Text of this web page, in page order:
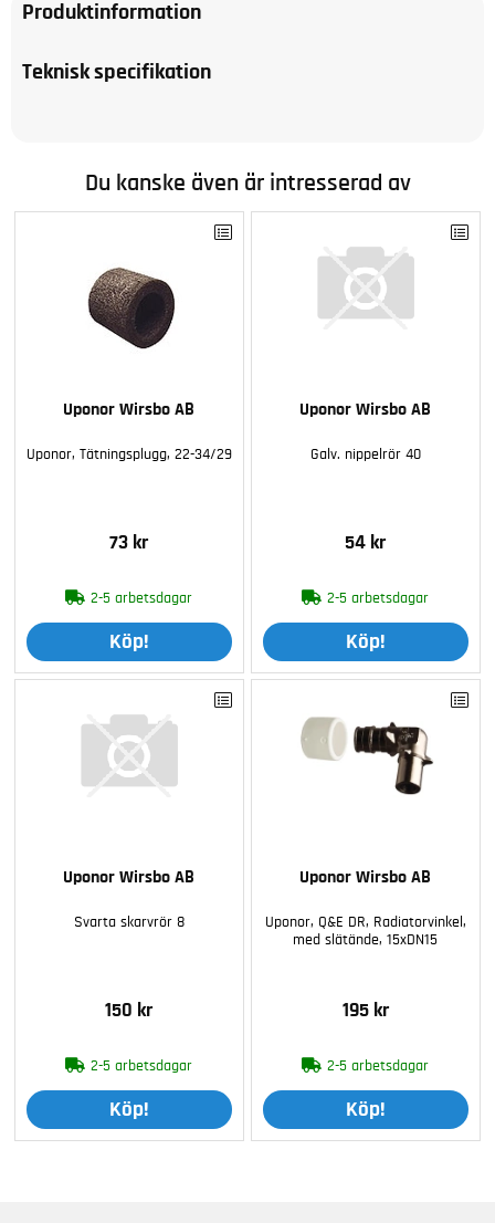
Produktinformation
Teknisk specifikation
Du kanske även är intresserad av
Uponor Wirsbo AB
Uponor, Tätningsplugg, 22-34/29
73 kr
2-5 arbetsdagar
Köp!
Uponor Wirsbo AB
Galv. nippelrör 40
54 kr
2-5 arbetsdagar
Köp!
Uponor Wirsbo AB
Svarta skarvrör 8
150 kr
2-5 arbetsdagar
Köp!
Uponor Wirsbo AB
Uponor, Q&E DR, Radiatorvinkel,
med slätände, 15xDN15
195 kr
2-5 arbetsdagar
Köp!